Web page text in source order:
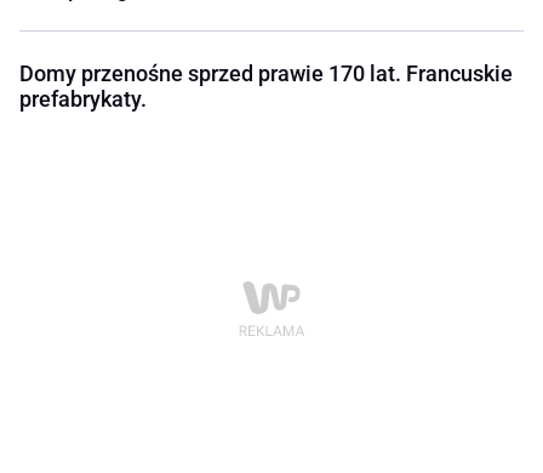
Domy przenośne sprzed prawie 170 lat. Francuskie
prefabrykaty.